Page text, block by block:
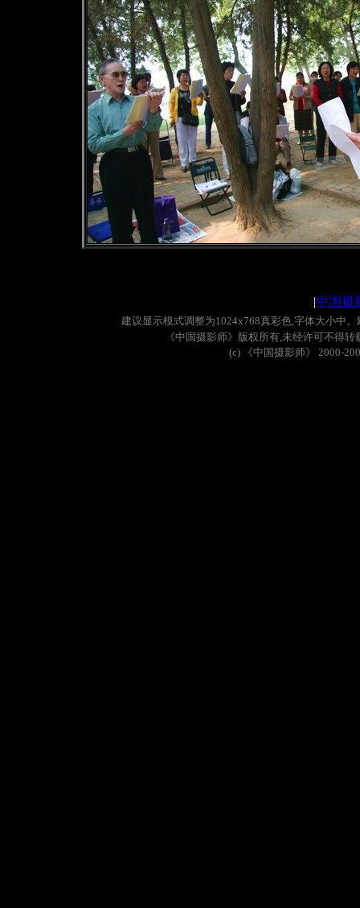
|中国摄
建议显示模式调整为1024x768真彩色,字体大小中。
《中国摄影师》版权所有,未经许可不得转
(c)
《中国摄影师》 2000-200